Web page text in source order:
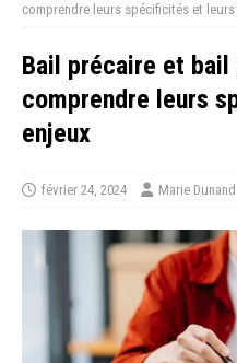
comprendre leurs spécificités et leurs
Bail précaire et
comprendre leurs
enjeux
février 24, 2024 Marie Dunand